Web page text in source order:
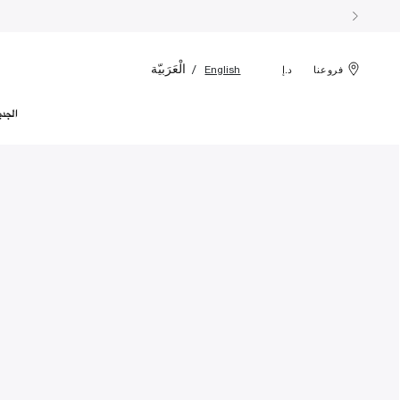
فروعنا د.إ English الْعَرَبيّة